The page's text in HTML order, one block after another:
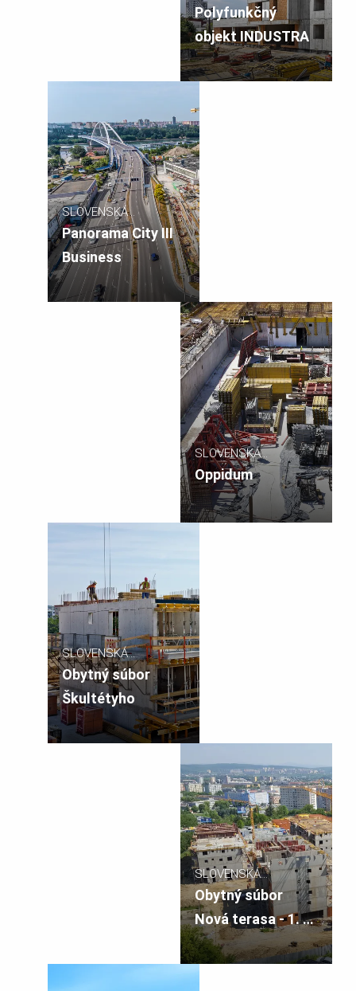
REPUBLIKA
Polyfunkčný
objekt INDUSTRA
SLOVENSKÁ
REPUBLIKA
Panorama City III
Business
SLOVENSKÁ
REPUBLIKA
Oppidum
SLOVENSKÁ
REPUBLIKA
Obytný súbor
Škultétyho
SLOVENSKÁ
REPUBLIKA
Obytný súbor
Nová terasa - 1. a
2. etapa